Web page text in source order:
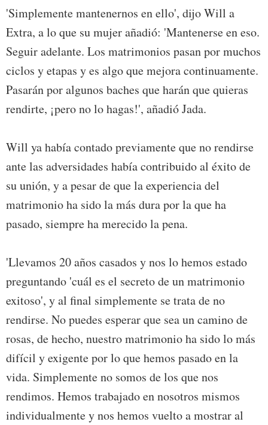
'Simplemente mantenernos en ello', dijo Will a
Extra, a lo que su mujer añadió: 'Mantenerse en eso.
Seguir adelante. Los matrimonios pasan por muchos
ciclos y etapas y es algo que mejora continuamente.
Pasarán por algunos baches que harán que quieras
rendirte, ¡pero no lo hagas!', añadió Jada.
Will ya había contado previamente que no rendirse
ante las adversidades había contribuido al éxito de
su unión, y a pesar de que la experiencia del
matrimonio ha sido la más dura por la que ha
pasado, siempre ha merecido la pena.
'Llevamos 20 años casados y nos lo hemos estado
preguntando 'cuál es el secreto de un matrimonio
exitoso', y al final simplemente se trata de no
rendirse. No puedes esperar que sea un camino de
rosas, de hecho, nuestro matrimonio ha sido lo más
difícil y exigente por lo que hemos pasado en la
vida. Simplemente no somos de los que nos
rendimos. Hemos trabajado en nosotros mismos
individualmente y nos hemos vuelto a mostrar al